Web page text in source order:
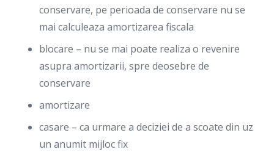
conservare, pe perioada de conservare nu se
mai calculeaza amortizarea fiscala
blocare – nu se mai poate realiza o revenire
asupra amortizarii, spre deosebre de
conservare
amortizare
casare – ca urmare a deciziei de a scoate din uz
un anumit mijloc fix